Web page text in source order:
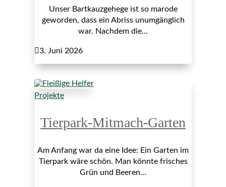
Unser Bartkauzgehege ist so marode
geworden, dass ein Abriss unumgänglich
war. Nachdem die...
3. Juni 2026
Projekte
Tierpark-Mitmach-Garten
Am Anfang war da eine Idee: Ein Garten im
Tierpark wäre schön. Man könnte frisches
Grün und Beeren...